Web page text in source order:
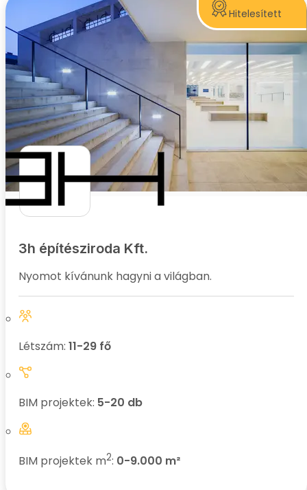
3h építésziroda Kft.
Nyomot kívánunk hagyni a világban.
Létszám:11-29 fő
BIM projektek: 5-20 db
BIM projektek m2: 0-9.000 m²
Hitelesített